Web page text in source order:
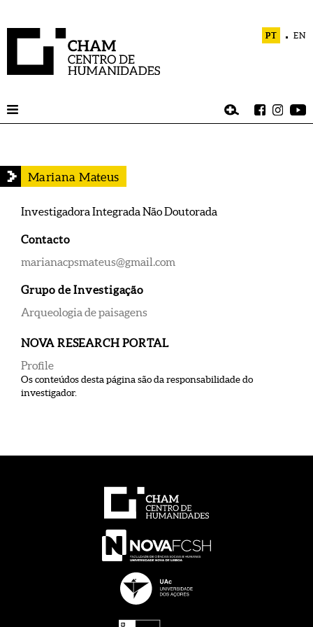
PT EN
Mariana Mateus
Investigadora Integrada Não Doutorada
Contacto
marianacpsmateus@gmail.com
Grupo de Investigação
Arqueologia de paisagens
NOVA RESEARCH PORTAL
Profile
Os conteúdos desta página são da responsabilidade do
investigador.